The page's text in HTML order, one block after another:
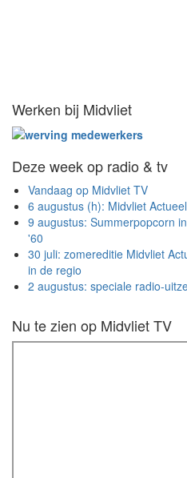
Werken bij Midvliet
Deze week op radio & tv
Vandaag op Midvliet TV
6 augustus (h): Midvliet
9 augustus: Summerpopcorn
'60
30 juli: zomereditie Midvliet
in de regio
2 augustus: speciale radio-
Nu te zien op Midvliet TV